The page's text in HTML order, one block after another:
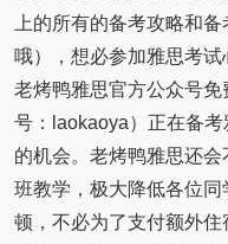
上的所有的备考攻略和
哦），想必参加雅思考
老烤鸭雅思官方公众号
号：laokaoya）正在备
的机会。老烤鸭雅思还
班教学，极大降低各位
顿，不必为了支付额外